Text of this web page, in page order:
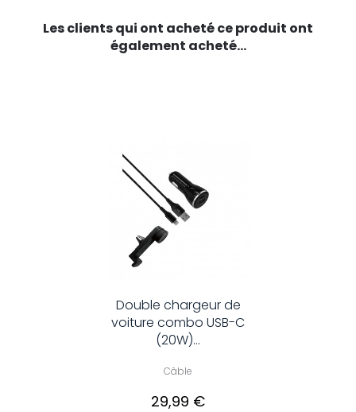
Les clients qui ont acheté ce produit ont
également acheté...
Double chargeur de
voiture combo USB-C
(20W)...
Câble
29,99 €